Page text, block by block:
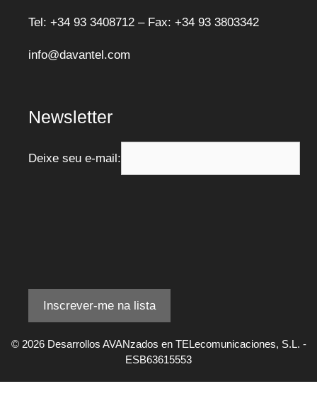
Tel: +34 93 3408712 – Fax: +34 93 3803342
info@davantel.com
Newsletter
Deixe seu e-mail:
© 2026 Desarrollos AVANzados en TELecomunicaciones, S.L. -
ESB63615553